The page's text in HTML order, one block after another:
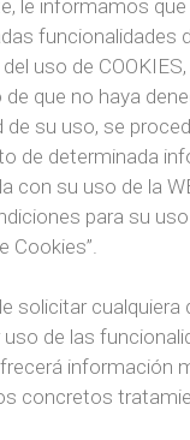
le informamos que
funcionalidades
uso de
de que no haya
de su uso, se
de determinada
con su uso de la
para su
Cookies”.
solicitar cualquiera
de las
información
concretos